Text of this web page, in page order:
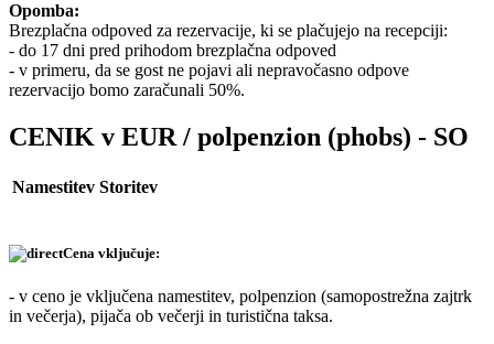
Opomba:
Brezplačna odpoved za rezervacije, ki se plačujejo na recepciji:
- do 17 dni pred prihodom brezplačna odpoved
- v primeru, da se gost ne pojavi ali nepravočasno odpove
rezervacijo bomo zaračunali 50%.
CENIK v EUR / polpenzion (phobs) - SO
Namestitev Storitev
Cena vključuje:
- v ceno je vključena namestitev, polpenzion (samopostrežna zajtrk
in večerja), pijača ob večerji in turistična taksa.